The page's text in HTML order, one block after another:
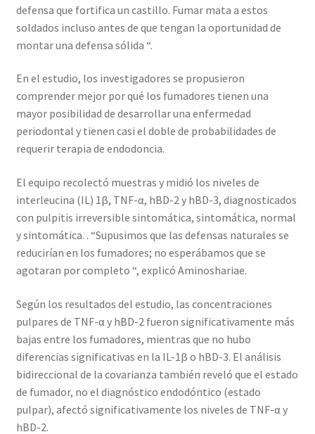
defensa que fortifica un castillo. Fumar mata a estos
soldados incluso antes de que tengan la oportunidad de
montar una defensa sólida “.
En el estudio, los investigadores se propusieron
comprender mejor por qué los fumadores tienen una
mayor posibilidad de desarrollar una enfermedad
periodontal y tienen casi el doble de probabilidades de
requerir terapia de endodoncia.
El equipo recolectó muestras y midió los niveles de
interleucina (IL) 1β, TNF-α, hBD-2 y hBD-3, diagnosticados
con pulpitis irreversible sintomática, sintomática, normal
y sintomática. . “Supusimos que las defensas naturales se
reducirían en los fumadores; no esperábamos que se
agotaran por completo “, explicó Aminoshariae.
Según los resultados del estudio, las concentraciones
pulpares de TNF-α y hBD-2 fueron significativamente más
bajas entre los fumadores, mientras que no hubo
diferencias significativas en la IL-1β o hBD-3. El análisis
bidireccional de la covarianza también reveló que el estado
de fumador, no el diagnóstico endodóntico (estado
pulpar), afectó significativamente los niveles de TNF-α y
hBD-2.